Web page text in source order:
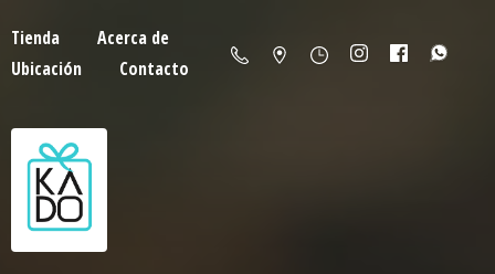
Tienda
Acerca de
Ubicación
Contacto